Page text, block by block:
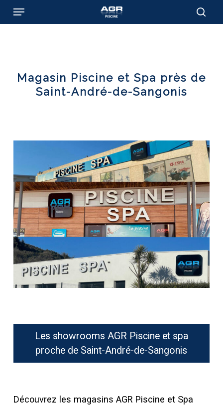
Menu
Magasin Piscine et Spa près de
Saint-André-de-Sangonis
Les showrooms AGR Piscine et spa
proche de Saint-André-de-Sangonis
Découvrez les magasins AGR Piscine et Spa